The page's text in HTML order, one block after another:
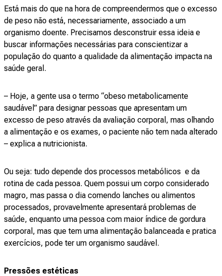
Está mais do que na hora de compreendermos que o excesso
de peso não está, necessariamente, associado a um
organismo doente. Precisamos desconstruir essa ideia e
buscar informações necessárias para conscientizar a
população do quanto a qualidade da alimentação impacta na
saúde geral.
– Hoje, a gente usa o termo “obeso metabolicamente
saudável” para designar pessoas que apresentam um
excesso de peso através da avaliação corporal, mas olhando
a alimentação e os exames, o paciente não tem nada alterado
– explica a nutricionista.
Ou seja: tudo depende dos processos metabólicos e da
rotina de cada pessoa. Quem possui um corpo considerado
magro, mas passa o dia comendo lanches ou alimentos
processados, provavelmente apresentará problemas de
saúde, enquanto uma pessoa com maior índice de gordura
corporal, mas que tem uma alimentação balanceada e pratica
exercícios, pode ter um organismo saudável.
Pressões estéticas